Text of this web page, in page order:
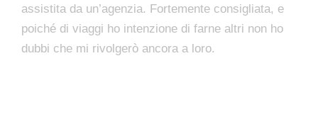
assistita da un’agenzia. Fortemente consigliata, e
poiché di viaggi ho intenzione di farne altri non ho
dubbi che mi rivolgerò ancora a loro.